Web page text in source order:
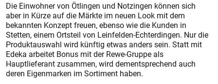
Die Einwohner von Ötlingen und Notzingen können sich
aber in Kürze auf die Märkte im neuen Look mit dem
bekannten Konzept freuen, ebenso wie die Kunden in
Stetten, einem Ortsteil von Leinfelden-Echterdingen. Nur die
Produktauswahl wird künftig etwas anders sein. Statt mit
Edeka arbeitet Bonus mit der Rewe-Gruppe als
Hauptlieferant zusammen, wird dementsprechend auch
deren Eigenmarken im Sortiment haben.